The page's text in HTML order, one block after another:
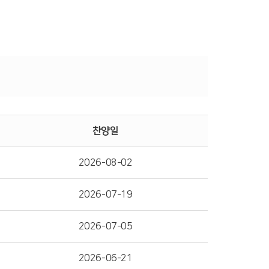
찬양일
2026-08-02
2026-07-19
2026-07-05
2026-06-21